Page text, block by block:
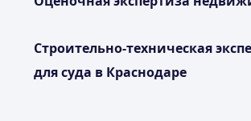
Строительно-техническая
для суда в Краснодаре